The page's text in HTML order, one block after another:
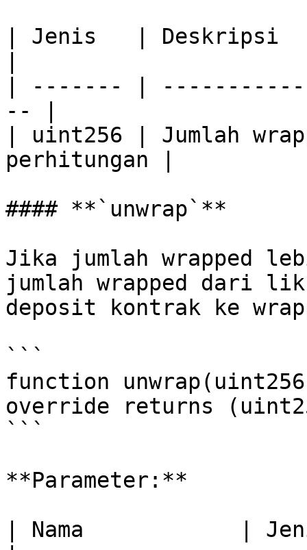
| Jenis   | Deskripsi
| ------- |
-- |
| uint256 | Jumlah
perhitungan |
#### **`unwrap`**
Jika jumlah wrapped
jumlah wrapped dari
deposit kontrak ke
```
function
override returns
```
**Parameter:**
| Nama            |